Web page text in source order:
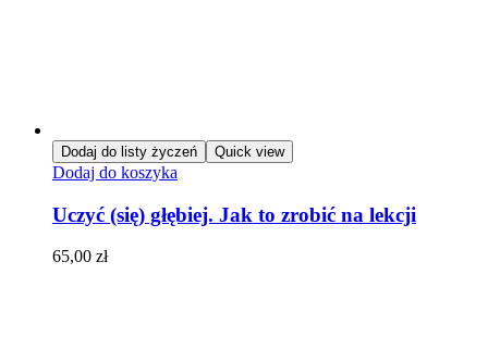
Dodaj do listy życzeń Quick view
Dodaj do koszyka
Uczyć (się) głębiej. Jak to zrobić na lekcji
65,00 zł